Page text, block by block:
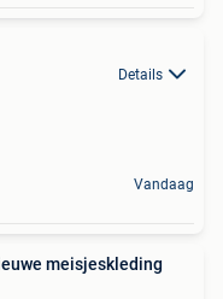
Details
Vandaag
meisjeskleding